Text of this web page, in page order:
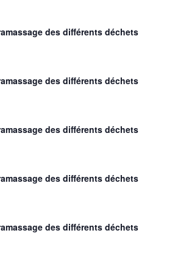
des différents déchets
des différents déchets
des différents déchets
des différents déchets
des différents déchets